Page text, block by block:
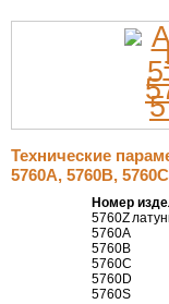
Технические
5760A, 5760B,
Номер
5760Z
5760A
5760B
5760C
5760D
5760S